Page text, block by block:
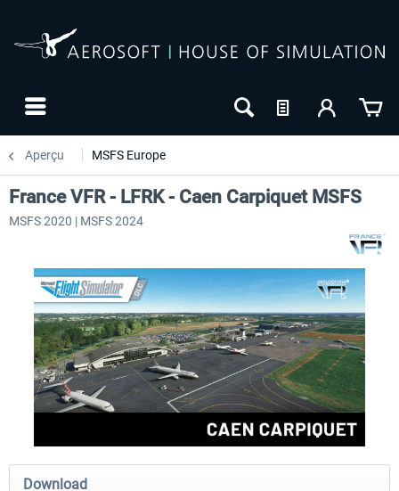
Aperçu MSFS Europe
Aerosoft Airport Cologne/Bonn sim-wings Hamburg
France VFR - LFRK - Caen Carpiquet MSFS
MSFS 2020 | MSFS 2024
Download